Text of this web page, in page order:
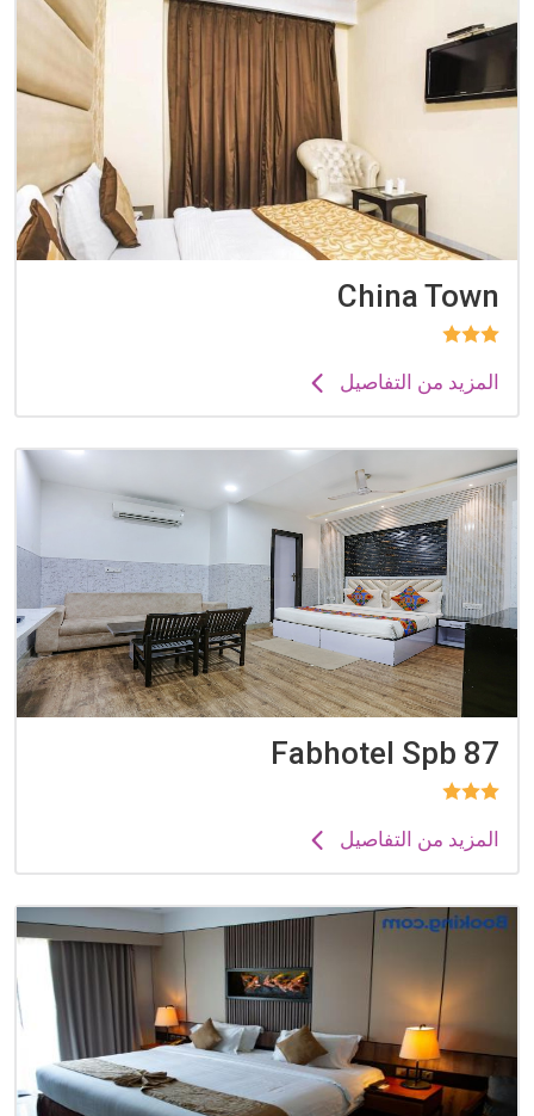
China Town
المزيد من التفاصيل
Fabhotel Spb 87
المزيد من التفاصيل